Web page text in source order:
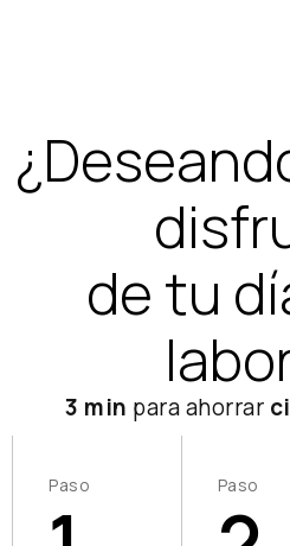
de tu
3 min para ahorrar
Paso Paso